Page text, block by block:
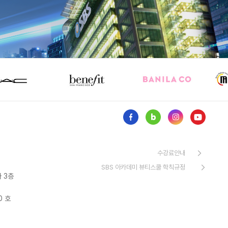
3층
호
수강료안내
SBS 아카데미 뷰티스쿨 학칙규정